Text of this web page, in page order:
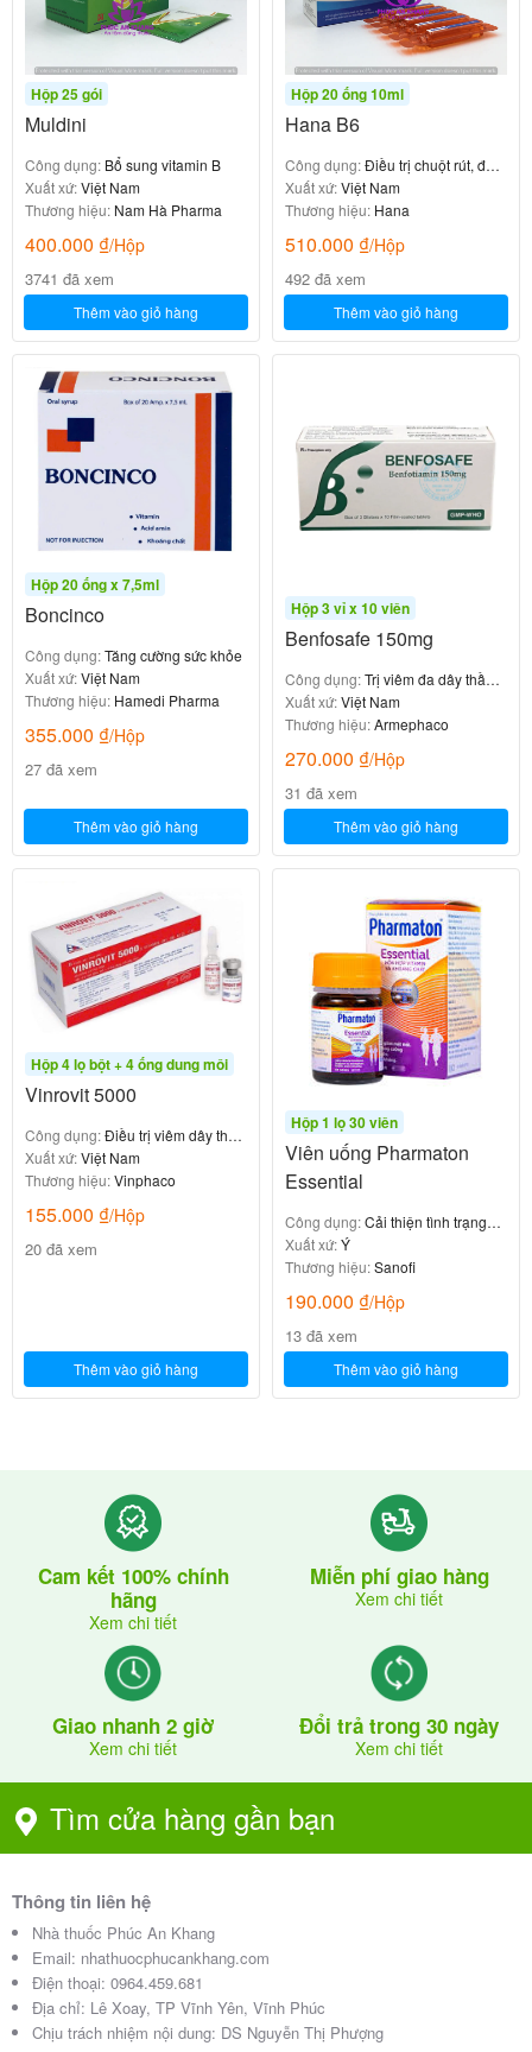
Hộp 25 gói
Muldini
Công dụng: Bổ sung vitamin B
Xuất xứ:Việt Nam
Thương hiệu: Nam Hà Pharma
400.000 ₫/Hộp
3741 đã xem
Thêm vào giỏ hàng
Hộp 20 ống 10ml
Hana B6
Công dụng:Điều trị chuột rút, đau
cơ bắp
Xuất xứ:Việt Nam
Thương hiệu: Hana
510.000 ₫/Hộp
492 đã xem
Thêm vào giỏ hàng
Hộp 20 ống x 7,5ml
Boncinco
Công dụng:Tăng cường sức khỏe
Xuất xứ:Việt Nam
Thương hiệu: Hamedi Pharma
355.000 ₫/Hộp
27 đã xem
Thêm vào giỏ hàng
Hộp 3 vỉ x 10 viên
Benfosafe 150mg
Công dụng:Trị viêm đa dây thần
kinh
Xuất xứ:Việt Nam
Thương hiệu:Armephaco
270.000 ₫/Hộp
31 đã xem
Thêm vào giỏ hàng
Hộp 4 lọ bột + 4 ống dung môi
Vinrovit 5000
Công dụng:Điều trị viêm dây thần
kinh
Xuất xứ:Việt Nam
Thương hiệu:Vinphaco
155.000 ₫/Hộp
20 đã xem
Thêm vào giỏ hàng
Hộp 1 lọ 30 viên
Viên uống Pharmaton
Essential
Công dụng:Cải thiện tình trạng
mệt mỏi, căng thẳng
Xuất xứ:Ý
Thương hiệu:Sanofi
190.000 ₫/Hộp
13 đã xem
Thêm vào giỏ hàng
Cam kết 100% chính
hãng
Xem chi tiết
Miễn phí giao hàng
Xem chi tiết
Giao nhanh 2 giờ
Xem chi tiết
Đổi trả trong 30 ngày
Xem chi tiết
Tìm cửa hàng gần bạn
Thông tin liên hệ
Nhà thuốc Phúc An Khang
Email: nhathuocphucankhang.com
Điện thoại: 0964.459.681
Địa chỉ: Lê Xoay, TP Vĩnh Yên, Vĩnh Phúc
Chịu trách nhiệm nội dung: DS Nguyễn Thị Phượng